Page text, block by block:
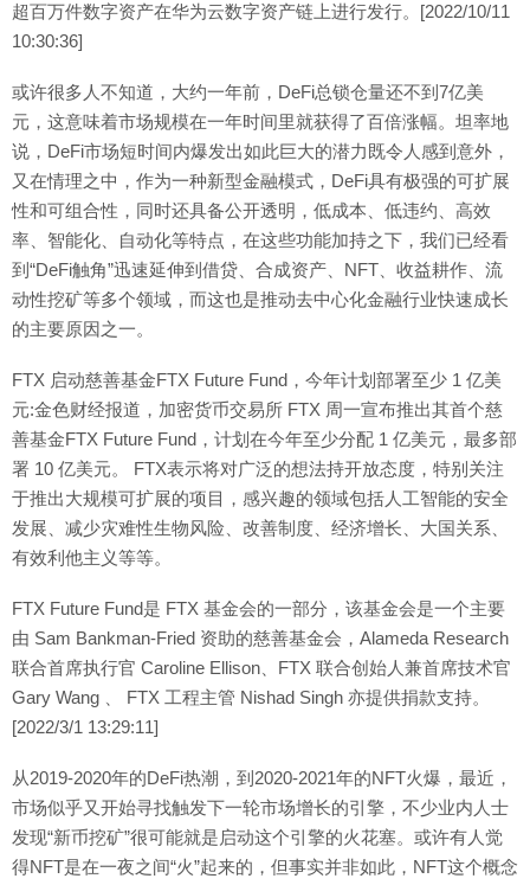
超百万件数字资产在华为云数字资产链上进行发行。[2022/10/11
10:30:36]
或许很多人不知道，大约一年前，DeFi总锁仓量还不到7亿美
元，这意味着市场规模在一年时间里就获得了百倍涨幅。坦率地
说，DeFi市场短时间内爆发出如此巨大的潜力既令人感到意外，
又在情理之中，作为一种新型金融模式，DeFi具有极强的可扩展
性和可组合性，同时还具备公开透明，低成本、低违约、高效
率、智能化、自动化等特点，在这些功能加持之下，我们已经看
到“DeFi触角”迅速延伸到借贷、合成资产、NFT、收益耕作、流
动性挖矿等多个领域，而这也是推动去中心化金融行业快速成长
的主要原因之一。
FTX 启动慈善基金FTX Future Fund，今年计划部署至少 1 亿美
元:金色财经报道，加密货币交易所 FTX 周一宣布推出其首个慈
善基金FTX Future Fund，计划在今年至少分配 1 亿美元，最多部
署 10 亿美元。 FTX表示将对广泛的想法持开放态度，特别关注
于推出大规模可扩展的项目，感兴趣的领域包括人工智能的安全
发展、减少灾难性生物风险、改善制度、经济增长、大国关系、
有效利他主义等等。
FTX Future Fund是 FTX 基金会的一部分，该基金会是一个主要
由 Sam Bankman-Fried 资助的慈善基金会，Alameda Research
联合首席执行官 Caroline Ellison、FTX 联合创始人兼首席技术官
Gary Wang 、 FTX 工程主管 Nishad Singh 亦提供捐款支持。
[2022/3/1 13:29:11]
从2019-2020年的DeFi热潮，到2020-2021年的NFT火爆，最近，
市场似乎又开始寻找触发下一轮市场增长的引擎，不少业内人士
发现“新币挖矿”很可能就是启动这个引擎的火花塞。或许有人觉
得NFT是在一夜之间“火”起来的，但事实并非如此，NFT这个概念